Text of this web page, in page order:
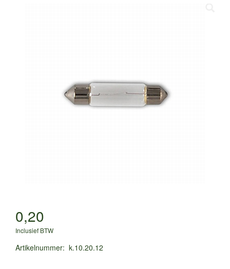
0,20
Inclusief BTW
Artikelnummer: k.10.20.12